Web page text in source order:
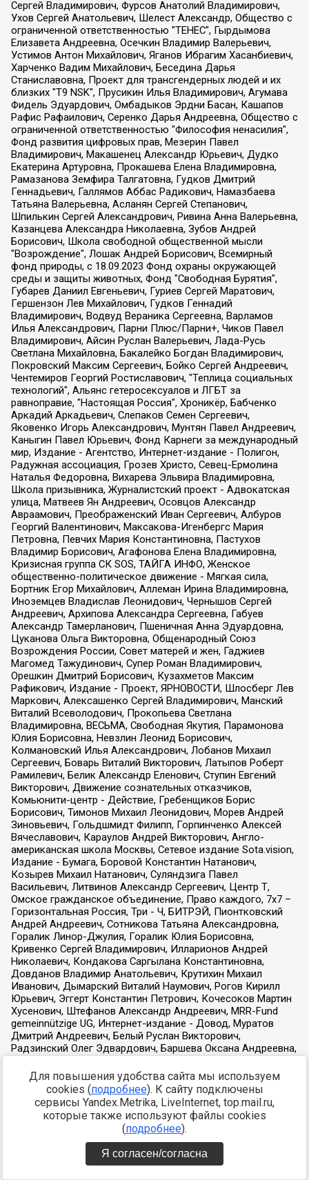
Для повышения удобства сайта мы используем
cookies (подробнее). К сайту подключены
сервисы Yandex.Metrika, LiveInternet, top.mail.ru,
которые также используют файлы cookies
(подробнее).
Я согласен/согласна